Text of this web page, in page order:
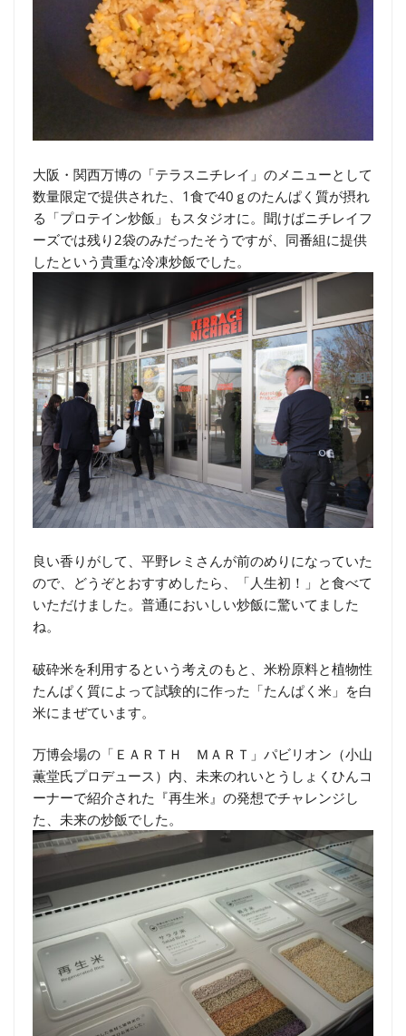
大阪・関西万博の「テラスニチレイ」のメニューとして
数量限定で提供された、1食で40ｇのたんぱく質が摂れ
る「プロテイン炒飯」もスタジオに。聞けばニチレイフ
ーズでは残り2袋のみだったそうですが、同番組に提供
したという貴重な冷凍炒飯でした。
良い香りがして、平野レミさんが前のめりになっていた
ので、どうぞとおすすめしたら、「人生初！」と食べて
いただけました。普通においしい炒飯に驚いてました
ね。
破砕米を利用するという考えのもと、米粉原料と植物性
たんぱく質によって試験的に作った「たんぱく米」を白
米にまぜています。
万博会場の「ＥＡＲＴＨ ＭＡＲＴ」パビリオン（小山
薫堂氏プロデュース）内、未来のれいとうしょくひんコ
ーナーで紹介された『再生米』の発想でチャレンジし
た、未来の炒飯でした。